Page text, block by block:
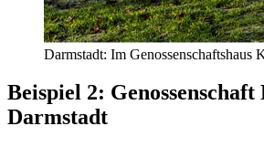
Darmstadt: Im Genossenschaftshaus
Beispiel 2:
Darmstadt